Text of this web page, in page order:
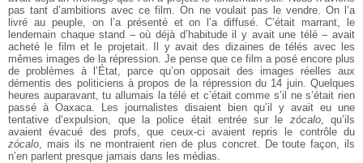
pas tant d’ambitions avec ce film. On ne voulait pas le vendre.
On l’a
livré au peuple, on l’a présenté et on l’a diffusé. C’était marrant, le
lendemain chaque stand – où déjà d’habitude il y avait une télé – avait
acheté le film et le projetait. Il y avait des dizaines de télés avec les
mêmes images de la répression. Je pense que ce film a posé encore plus
de problèmes à l’État, parcequ’on opposait des images réelles aux
démentis des politiciens à propos de la répression du 14 juin. Quelques
heures auparavant, tu allumais la télé et c’était comme s’il ne s’était rien
passé à Oaxaca. Les journalistes disaient bien qu’il y avait eu une
tentative d’expulsion, que la police était entrée sur le zócalo,
qu’ils
avaient évacué des profs, que ceux-ci avaient repris le contrôle du
zócalo
mais ils ne montraient rien de plus concret. De toute façon, ils
n’en parlent presque jamais dans les médias.